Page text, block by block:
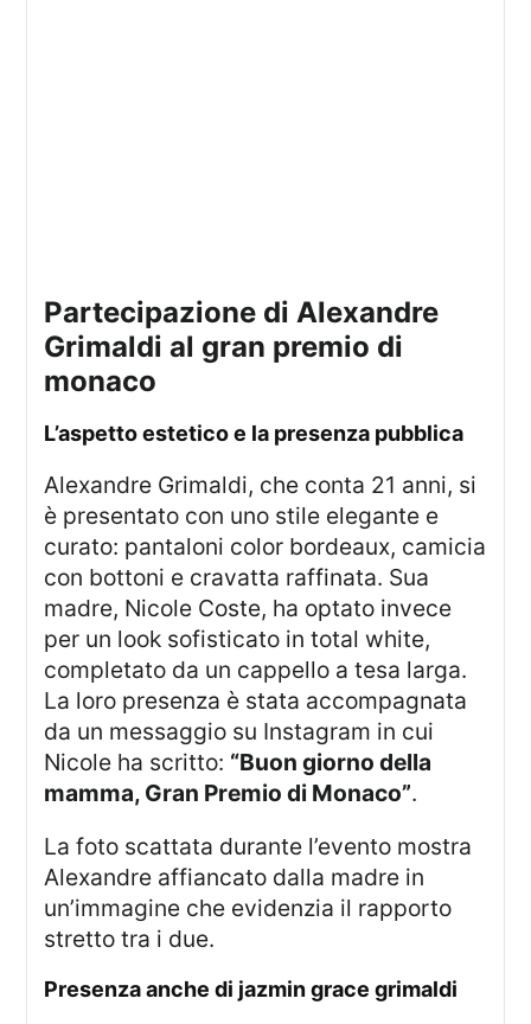
partecipazione di Alexandre
Grimaldi al gran premio di
monaco
l’aspetto estetico e la presenza pubblica
Alexandre Grimaldi, che conta 21 anni, si
è presentato con uno stile elegante e
curato: pantaloni color bordeaux, camicia
con bottoni e cravatta raffinata. Sua
madre, Nicole Coste, ha optato invece
per un look sofisticato in total white,
completato da un cappello a tesa larga.
La loro presenza è stata accompagnata
da un messaggio su Instagram in cui
Nicole ha scritto: “Buon giorno della
mamma, Gran Premio di Monaco”.
La foto scattata durante l’evento mostra
Alexandre affiancato dalla madre in
un’immagine che evidenzia il rapporto
stretto tra i due.
presenza anche di jazmin grace grimaldi